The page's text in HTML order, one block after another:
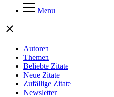
Menu
Autoren
Themen
Beliebte Zitate
Neue Zitate
Zufällige Zitate
Newsletter